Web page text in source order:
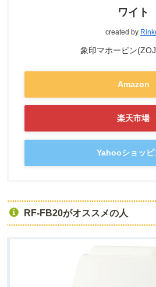
ワイト
created by
象印マホービン
Amazon
楽天市場
Yahooショッピ
RF-FB20がオススメの人